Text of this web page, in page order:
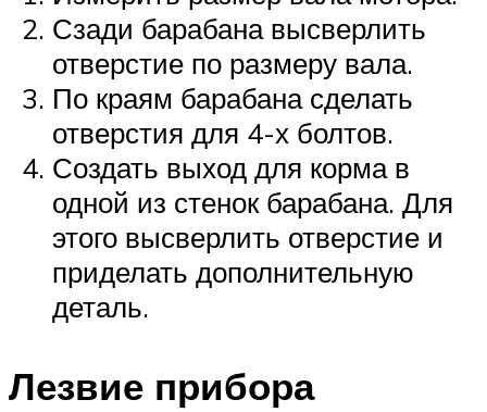
Сзади барабана высверлить
отверстие по размеру вала.
По краям барабана сделать
отверстия для 4-х болтов.
Создать выход для корма в
одной из стенок барабана. Для
этого высверлить отверстие и
приделать дополнительную
деталь.
Лезвие прибора